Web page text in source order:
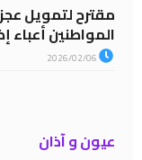
مقترح لتمويل
المواطنين أعباء
عيون و آذان